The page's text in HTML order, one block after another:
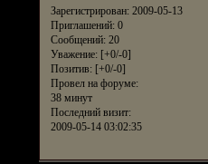
Зарегистрирован: 2009-05-13
Приглашений:0
Сообщений:20
Уважение: [+0/-0]
Позитив: [+0/-0]
Провел на форуме:
38 минут
Последний визит:
2009-05-14 03:02:35